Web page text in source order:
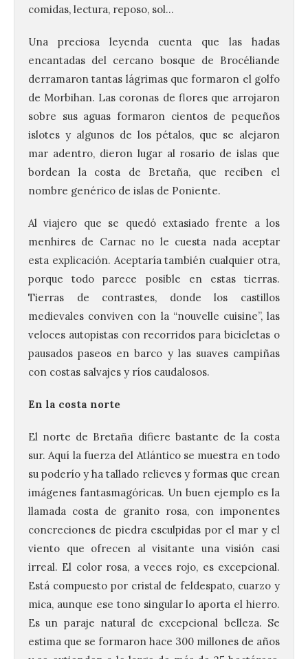
comidas, lectura, reposo, sol…
Una preciosa leyenda cuenta que las hadas
encantadas del cercano bosque de Brocéliande
derramaron tantas lágrimas que formaron el golfo
de Morbihan. Las coronas de flores que arrojaron
sobre sus aguas formaron cientos de pequeños
islotes y algunos de los pétalos, que se alejaron
mar adentro, dieron lugar al rosario de islas que
bordean la costa de Bretaña, que reciben el
nombre genérico de islas de Poniente.
Al viajero que se quedó extasiado frente a los
menhires de Carnac no le cuesta nada aceptar
esta explicación. Aceptaría también cualquier otra,
porque todo parece posible en estas tierras.
Tierras de contrastes, donde los castillos
medievales conviven con la “nouvelle cuisine”, las
veloces autopistas con recorridos para bicicletas o
pausados paseos en barco y las suaves campiñas
con costas salvajes y ríos caudalosos.
En la costa norte
El norte de Bretaña difiere bastante de la costa
sur. Aquí la fuerza del Atlántico se muestra en todo
su poderío y ha tallado relieves y formas que crean
imágenes fantasmagóricas. Un buen ejemplo es la
llamada costa de granito rosa, con imponentes
concreciones de piedra esculpidas por el mar y el
viento que ofrecen al visitante una visión casi
irreal. El color rosa, a veces rojo, es excepcional.
Está compuesto por cristal de feldespato, cuarzo y
mica, aunque ese tono singular lo aporta el hierro.
Es un paraje natural de excepcional belleza. Se
estima que se formaron hace 300 millones de años